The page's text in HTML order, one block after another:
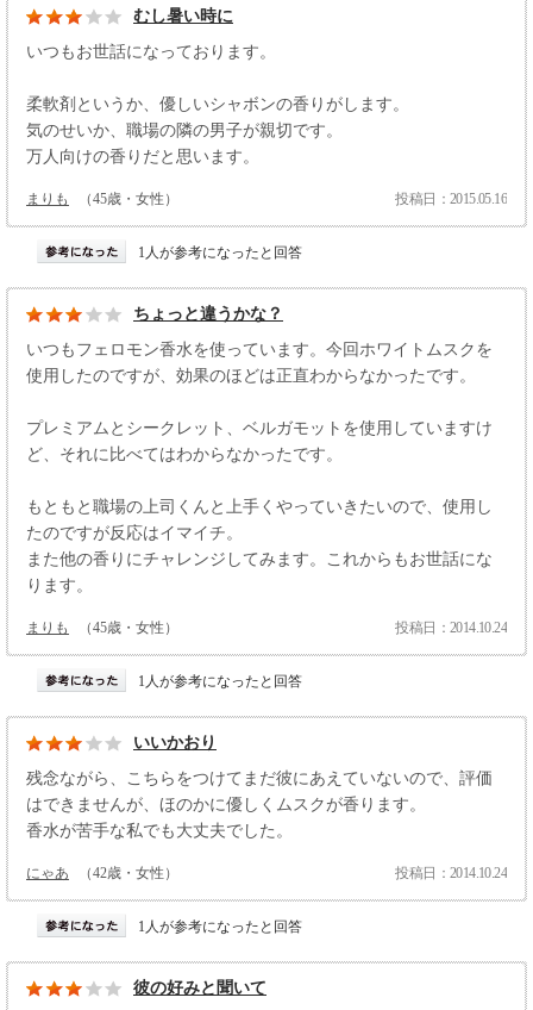
むし暑い時に
いつもお世話になっております。
柔軟剤というか、優しいシャボンの香りがします。
気のせいか、職場の隣の男子が親切です。
万人向けの香りだと思います。
まりも （45歳・女性） 投稿日：2015.05.16
1人が参考になったと回答
ちょっと違うかな？
いつもフェロモン香水を使っています。今回ホワイトムスクを
使用したのですが、効果のほどは正直わからなかったです。
プレミアムとシークレット、ベルガモットを使用していますけ
ど、それに比べてはわからなかったです。
もともと職場の上司くんと上手くやっていきたいので、使用し
たのですが反応はイマイチ。
また他の香りにチャレンジしてみます。これからもお世話にな
ります。
まりも （45歳・女性） 投稿日：2014.10.24
1人が参考になったと回答
いいかおり
残念ながら、こちらをつけてまだ彼にあえていないので、評価
はできませんが、ほのかに優しくムスクが香ります。
香水が苦手な私でも大丈夫でした。
にゃあ （42歳・女性） 投稿日：2014.10.24
1人が参考になったと回答
彼の好みと聞いて